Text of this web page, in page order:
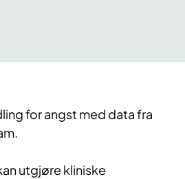
for angst med data fra
utgjøre kliniske